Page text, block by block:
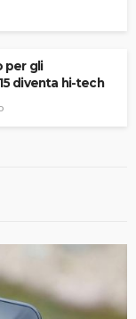
per gli
diventa hi-tech